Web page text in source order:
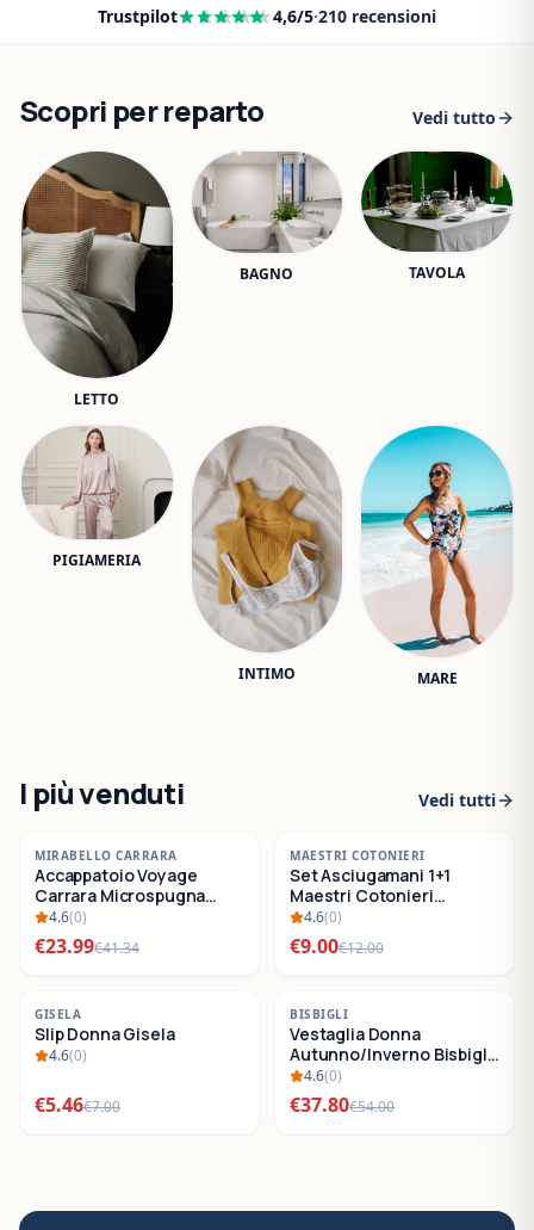
Trustpilot 4,6/5·210 recensioni
Scopri per reparto Vedi tutto
LETTO
BAGNO TAVOLA
PIGIAMERIA
INTIMO MARE
I più venduti Vedi tutti
-42%
SALDI
MIRABELLO CARRARA
Accappatoio Voyage
Carrara Microspugna
Cotone
4.6(0)
€23.99€41.34
-25%
SALDI
MAESTRI COTONIERI
Set Asciugamani 1+1
Maestri Cotonieri
Eternity Spugna di
Cotone
4.6(0)
€9.00€12.00
-22 %
SALDI
GISELA
Slip Donna Gisela
4.6(0)
€5.46€7.00
-30 %
SALDI
BISBIGLI
Vestaglia Donna
Autunno/Inverno Bisbigli
BO288632
4.6(0)
€37.80€54.00